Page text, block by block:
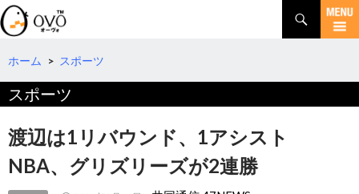
検
索
コ
テ
へ
移
動
ホーム > スポーツ
スポーツ
渡辺は1リバウンド、1アシスト
NBA、グリズリーズが2連勝